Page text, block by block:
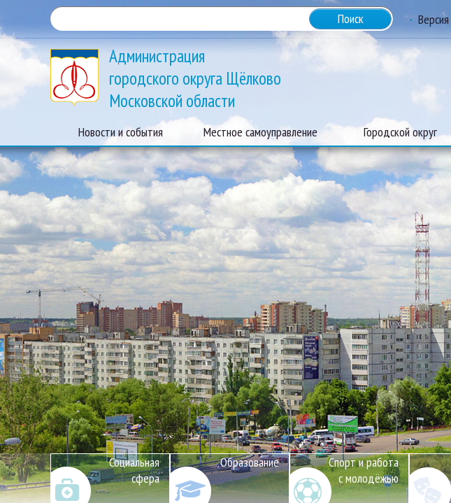
Администрация
городского округа Щёлково
Московской области
Новости и события Местное самоуправление Городской округ
Социальная
сфера
Образование
Спорт и работа
с молодёжью